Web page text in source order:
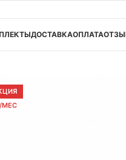
ДОСТАВКАОПЛАТА
МЕС